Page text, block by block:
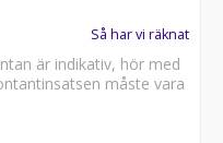
Så har vi räknat
är indikativ, hör med
måste vara